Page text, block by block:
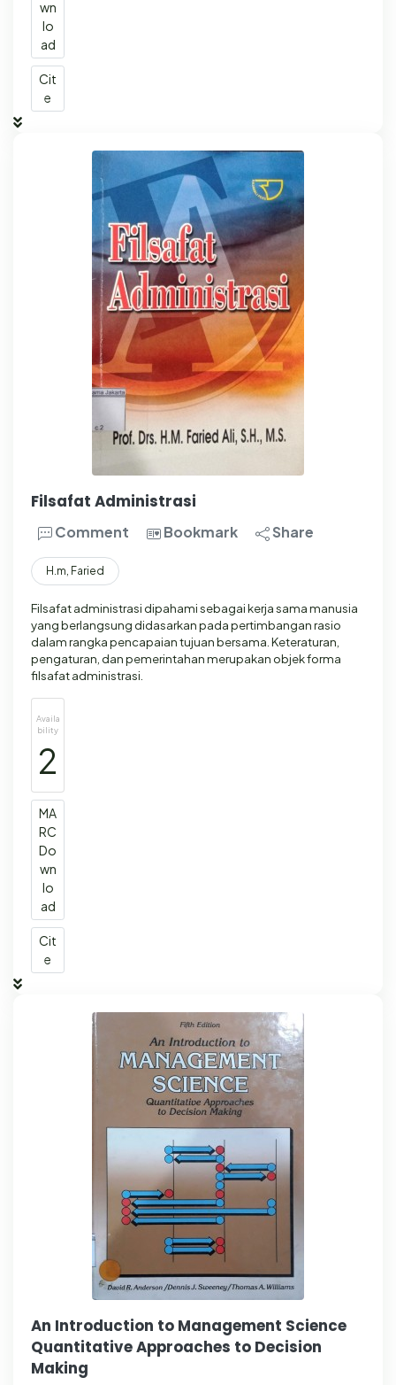
wn
lo
ad
Cit
e
Filsafat Administrasi
Comment Bookmark Share
H.m, Faried
Filsafat administrasi dipahami sebagai kerja sama manusia
yang berlangsung didasarkan pada pertimbangan rasio
dalam rangka pencapaian tujuan bersama. Keteraturan,
pengaturan, dan pemerintahan merupakan objek forma
filsafat administrasi.
Availa
bility
2
MA
RC
Do
wn
lo
ad
Cit
e
An Introduction to Management Science
Quantitative Approaches to Decision
Making